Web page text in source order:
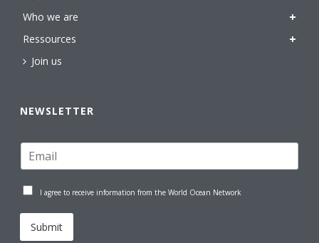
Who we are
Ressources
Join us
NEWSLETTER
I agree to receive information from the World Ocean Network
Submit